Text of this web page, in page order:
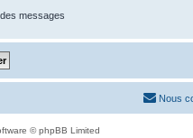
messages
Nous
© phpBB Limited